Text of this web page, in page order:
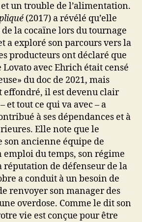
un trouble de l’alimentation.
(2017) a révélé qu’elle
la cocaïne lors du tournage
a exploré son parcours vers la
producteurs ont déclaré que
Lovato avec Ehrich était censé
du doc ​​de 2021, mais
effondré, il est devenu clair
et tout ce qui va avec – a
à ses dépendances et à
Elle note que le
son ancienne équipe de
emploi du temps, son régime
réputation de défenseur de la
a conduit à un besoin de
renvoyer son manager des
overdose. Comme le dit son
vie est conçue pour être